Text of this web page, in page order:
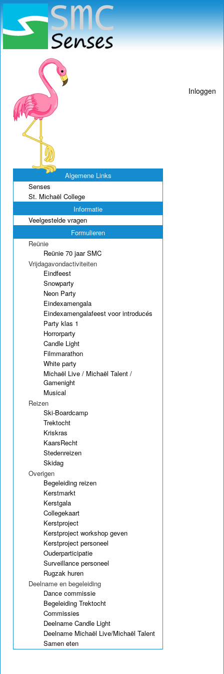
Inloggen
Algemene Links
Senses
St. Michaël College
Informatie
Veelgestelde vragen
Formulieren
Reünie
Reünie 70 jaar SMC
Vrijdagavondactiviteiten
Eindfeest
Snowparty
Neon Party
Eindexamengala
Eindexamengalafeest voor introducés
Party klas 1
Horrorparty
Candle Light
Filmmarathon
White party
Michaël Live / Michaël Talent /
Gamenight
Musical
Reizen
Ski-Boardcamp
Trektocht
Kriskras
KaarsRecht
Stedenreizen
Skidag
Overigen
Begeleiding reizen
Kerstmarkt
Kerstgala
Collegekaart
Kerstproject
Kerstproject workshop geven
Kerstproject personeel
Ouderparticipatie
Surveillance personeel
Rugzak huren
Deelname en begeleiding
Dance commissie
Begeleiding Trektocht
Commissies
Deelname Candle Light
Deelname Michaël Live/Michaël Talent
Samen eten